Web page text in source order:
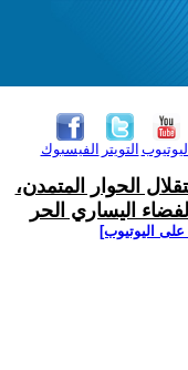
الفيسبوك التويتر
الحوار المتمدن،
اليساري الحر
اليوتيوب]